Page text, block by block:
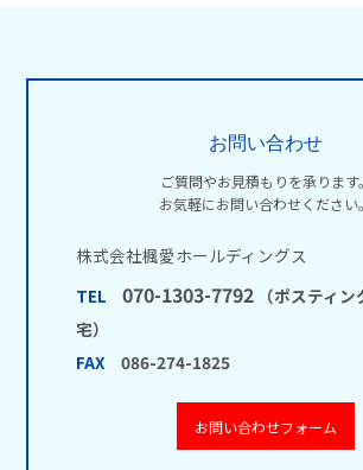
お問い合わせ
ご質問やお見積もりを承ります。
お気軽にお問い合わせください。
株式会社楓愛ホールディングス
TEL
070-1303-7792 （ポスティ
宅）
FAX
086-274-1825
お問い合わせフォーム